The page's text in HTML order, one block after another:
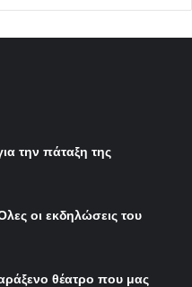
την πάταξη της
οι εκδηλώσεις του
θέατρο που μας